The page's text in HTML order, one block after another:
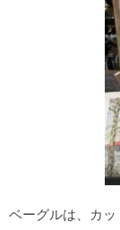
ベーグルは、カ